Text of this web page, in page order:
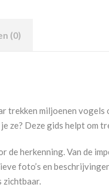
(0)
trekken miljoenen
ze? Deze gids helpt om
herkenning. Van de
foto’s en
zichtbaar.